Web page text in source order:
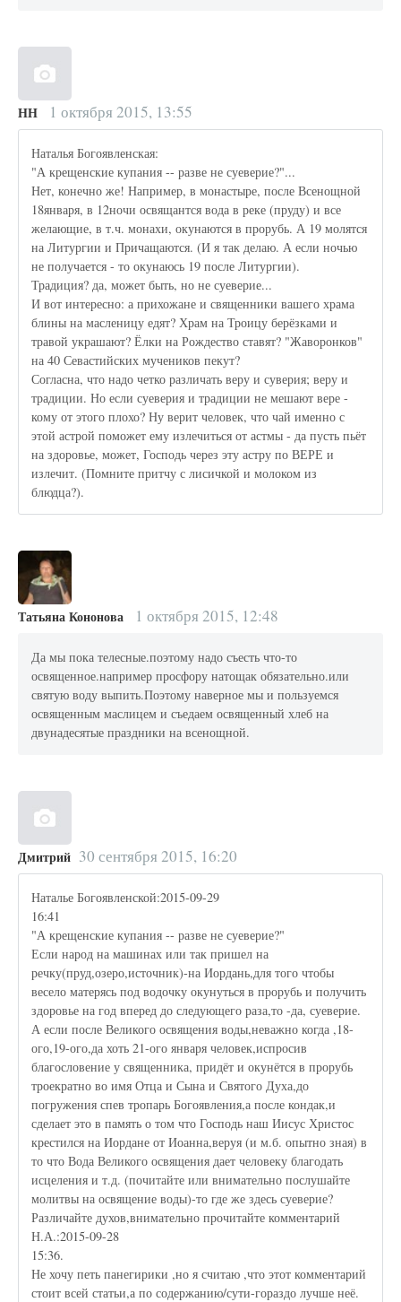
НН 1 октября 2015, 13:55
Наталья Богоявленская:
"А крещенские купания -- разве не суеверие?"...
Нет, конечно же! Например, в монастыре, после Всенощной
18января, в 12ночи освящантся вода в реке (пруду) и все
желающие, в т.ч. монахи, окунаются в прорубь. А 19 молятся
на Литургии и Причащаются. (И я так делаю. А если ночью
не получается - то окунаюсь 19 после Литургии).
Традиция? да, может быть, но не суеверие...
И вот интересно: а прихожане и священники вашего храма
блины на масленицу едят? Храм на Троицу берёзками и
травой украшают? Ёлки на Рождество ставят? "Жаворонков"
на 40 Севастийских мучеников пекут?
Согласна, что надо четко различать веру и суверия; веру и
традиции. Но если суеверия и традиции не мешают вере -
кому от этого плохо? Ну верит человек, что чай именно с
этой астрой поможет ему излечиться от астмы - да пусть пьёт
на здоровье, может, Господь через эту астру по ВЕРЕ и
излечит. (Помните притчу с лисичкой и молоком из
блюдца?).
Татьяна Кононова 1 октября 2015, 12:48
Да мы пока телесные.поэтому надо съесть что-то
освященное.например просфору натощак обязательно.или
святую воду выпить.Поэтому наверное мы и пользуемся
освященным маслицем и съедаем освященный хлеб на
двунадесятые праздники на всенощной.
Дмитрий 30 сентября 2015, 16:20
Наталье Богоявленской:2015-09-29
16:41
"А крещенские купания -- разве не суеверие?"
Если народ на машинах или так пришел на
речку(пруд,озеро,источник)-на Иордань,для того чтобы
весело матерясь под водочку окунуться в прорубь и получить
здоровье на год вперед до следующего раза,то -да, суеверие.
А если после Великого освящения воды,неважно когда ,18-
ого,19-ого,да хоть 21-ого января человек,испросив
благословение у священника, придёт и окунётся в прорубь
троекратно во имя Отца и Сына и Святого Духа,до
погружения спев тропарь Богоявления,а после кондак,и
сделает это в память о том что Господь наш Иисус Христос
крестился на Иордане от Иоанна,веруя (и м.б. опытно зная) в
то что Вода Великого освящения дает человеку благодать
исцеления и т.д. (почитайте или внимательно послушайте
молитвы на освящение воды)-то где же здесь суеверие?
Различайте духов,внимательно прочитайте комментарий
Н.А.:2015-09-28
15:36.
Не хочу петь панегирики ,но я считаю ,что этот комментарий
стоит всей статьи,а по содержанию/сути-гораздо лучше неё.